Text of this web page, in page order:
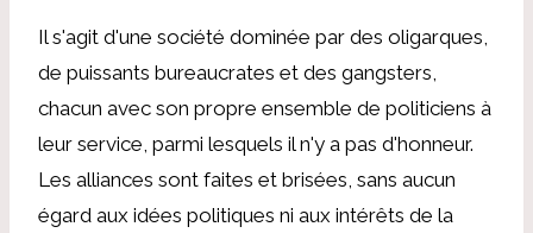
Il s'agit d'une société dominée par des oligarques,
de puissants bureaucrates et des gangsters,
chacun avec son propre ensemble de politiciens à
leur service, parmi lesquels il n'y a pas d'honneur.
Les alliances sont faites et brisées, sans aucun
égard aux idées politiques ni aux intérêts de la